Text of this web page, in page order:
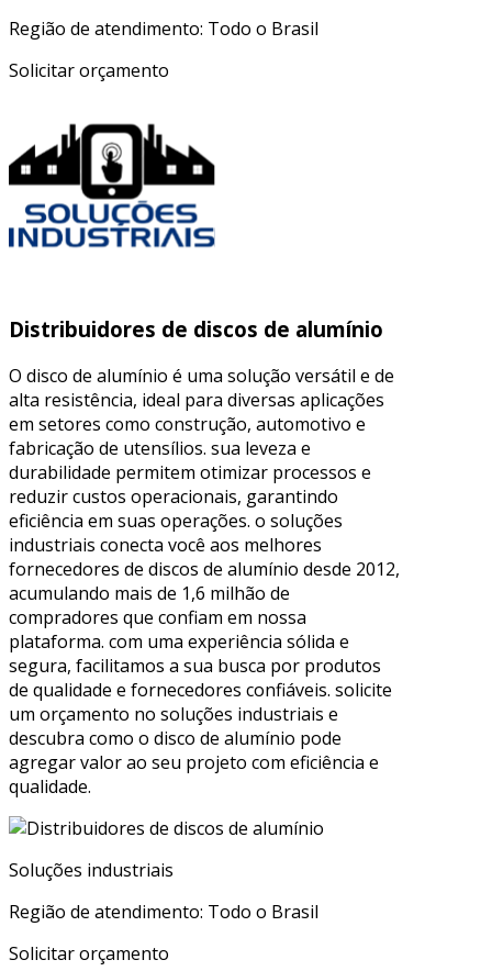
Região de atendimento: Todo o Brasil
Solicitar orçamento
Distribuidores de discos de alumínio
O disco de alumínio é uma solução versátil e de
alta resistência, ideal para diversas aplicações
em setores como construção, automotivo e
fabricação de utensílios. sua leveza e
durabilidade permitem otimizar processos e
reduzir custos operacionais, garantindo
eficiência em suas operações. o soluções
industriais conecta você aos melhores
fornecedores de discos de alumínio desde 2012,
acumulando mais de 1,6 milhão de
compradores que confiam em nossa
plataforma. com uma experiência sólida e
segura, facilitamos a sua busca por produtos
de qualidade e fornecedores confiáveis. solicite
um orçamento no soluções industriais e
descubra como o disco de alumínio pode
agregar valor ao seu projeto com eficiência e
qualidade.
Soluções industriais
Região de atendimento: Todo o Brasil
Solicitar orçamento